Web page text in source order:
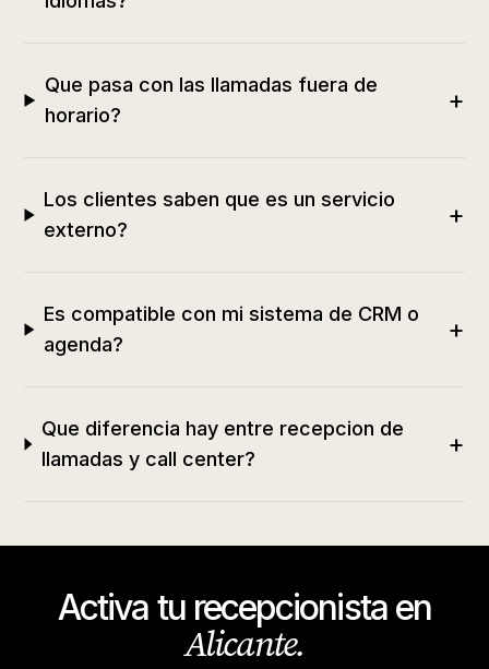
Que pasa con las llamadas fuera de
horario?
+
Los clientes saben que es un servicio
externo?
+
Es compatible con mi sistema de CRM o
agenda?
+
Que diferencia hay entre recepcion de
llamadas y call center?
+
Activa tu recepcionista en
Alicante.